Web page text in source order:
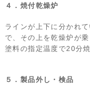
４．焼付乾燥炉
ラインが上下に分かれ
で、その上を乾燥炉が
塗料の指定温度で20分
５．製品外し・検品